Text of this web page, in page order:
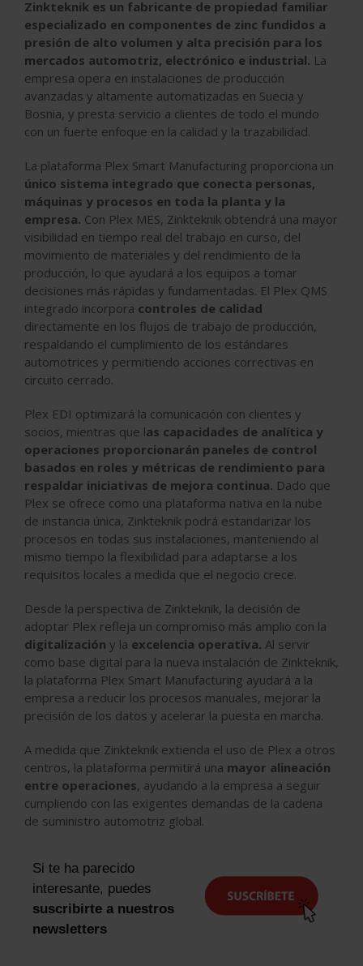
Zinkteknik es un fabricante de propiedad familiar
especializado en componentes de zinc fundidos a
presión de alto volumen y alta precisión para los
mercados automotriz, electrónico e industrial. La
empresa opera en instalaciones de producción
avanzadas y altamente automatizadas en Suecia y
Bosnia, y presta servicio a clientes de todo el mundo
con un fuerte enfoque en la calidad y la trazabilidad.
La plataforma Plex Smart Manufacturing proporciona un
único sistema integrado que conecta personas,
máquinas y procesos en toda la planta y la
empresa. Con Plex MES, Zinkteknik obtendrá una mayor
visibilidad en tiempo real del trabajo en curso, del
movimiento de materiales y del rendimiento de la
producción, lo que ayudará a los equipos a tomar
decisiones más rápidas y fundamentadas. El Plex QMS
integrado incorpora controles de calidad
directamente en los flujos de trabajo de producción,
respaldando el cumplimiento de los estándares
automotrices y permitiendo acciones correctivas en
circuito cerrado.
Plex EDI optimizará la comunicación con clientes y
socios, mientras que las capacidades de analítica y
operaciones proporcionarán paneles de control
basados en roles y métricas de rendimiento para
respaldar iniciativas de mejora continua. Dado que
Plex se ofrece como una plataforma nativa en la nube
de instancia única, Zinkteknik podrá estandarizar los
procesos en todas sus instalaciones, manteniendo al
mismo tiempo la flexibilidad para adaptarse a los
requisitos locales a medida que el negocio crece.
Desde la perspectiva de Zinkteknik, la decisión de
adoptar Plex refleja un compromiso más amplio con la
digitalización y la excelencia operativa. Al servir
como base digital para la nueva instalación de Zinkteknik,
la plataforma Plex Smart Manufacturing ayudará a la
empresa a reducir los procesos manuales, mejorar la
precisión de los datos y acelerar la puesta en marcha.
A medida que Zinkteknik extienda el uso de Plex a otros
centros, la plataforma permitirá una mayor alineación
entre operaciones, ayudando a la empresa a seguir
cumpliendo con las exigentes demandas de la cadena
de suministro automotriz global.
Si te ha parecido
interesante, puedes
suscribirte a nuestros
newsletters